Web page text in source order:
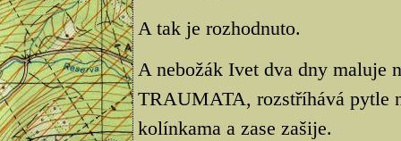
A tak je rozhodnuto.
A nebožák Ivet dva dny maluje
TRAUMATA, rozstříhává pytle
kolínkama a zase zašije.